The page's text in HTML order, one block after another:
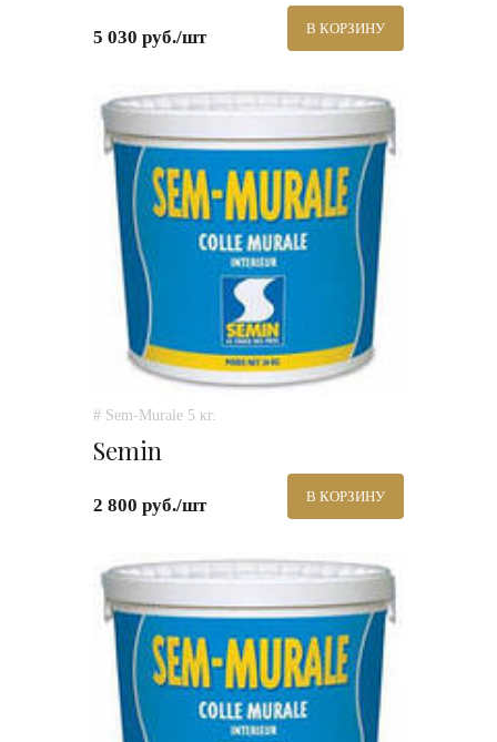
5 030 руб./шт В КОРЗИНУ
# Sem-Murale 5 кг.
Semin
2 800 руб./шт В КОРЗИНУ